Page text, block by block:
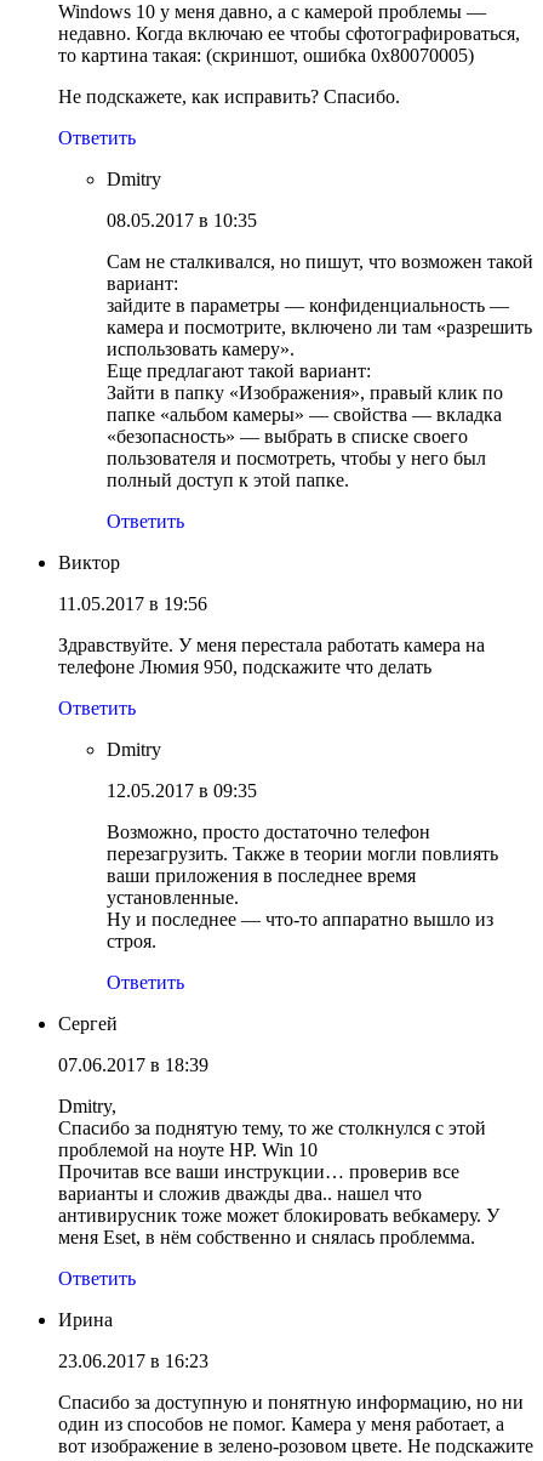
Windows 10 у меня давно, а с камерой проблемы —
недавно. Когда включаю ее чтобы сфотографироваться,
то картина такая: (скриншот, ошибка 0x80070005)
Не подскажете, как исправить? Спасибо.
Ответить
Dmitry
08.05.2017 в 10:35
Сам не сталкивался, но пишут, что возможен такой
вариант:
зайдите в параметры — конфиденциальность —
камера и посмотрите, включено ли там «разрешить
использовать камеру».
Еще предлагают такой вариант:
Зайти в папку «Изображения», правый клик по
папке «альбом камеры» — свойства — вкладка
«безопасность» — выбрать в списке своего
пользователя и посмотреть, чтобы у него был
полный доступ к этой папке.
Ответить
Виктор
11.05.2017 в 19:56
Здравствуйте. У меня перестала работать камера на
телефоне Люмия 950, подскажите что делать
Ответить
Dmitry
12.05.2017 в 09:35
Возможно, просто достаточно телефон
перезагрузить. Также в теории могли повлиять
ваши приложения в последнее время
установленные.
Ну и последнее — что-то аппаратно вышло из
строя.
Ответить
Сергей
07.06.2017 в 18:39
Dmitry,
Спасибо за поднятую тему, то же столкнулся с этой
проблемой на ноуте HP. Win 10
Прочитав все ваши инструкции… проверив все
варианты и сложив дважды два.. нашел что
антивирусник тоже может блокировать вебкамеру. У
меня Eset, в нём собственно и снялась проблемма.
Ответить
Ирина
23.06.2017 в 16:23
Спасибо за доступную и понятную информацию, но ни
один из способов не помог. Камера у меня работает, а
вот изображение в зелено-розовом цвете. Не подскажите